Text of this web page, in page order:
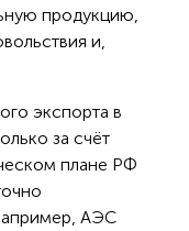
продукцию,
и,
экспорта в
за счёт
плане РФ
АЭС